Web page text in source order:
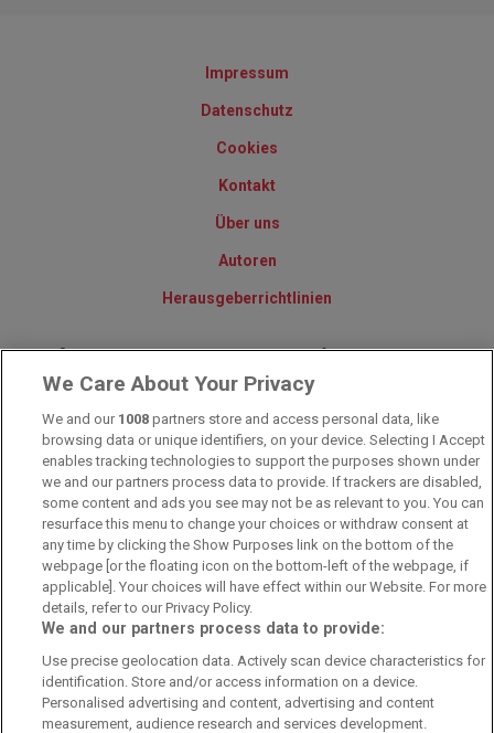
Impressum
Datenschutz
Cookies
Kontakt
Über uns
Autoren
Herausgeberrichtlinien
© 2010-2025 - Sportwettentest.net - Der große Sportwettentest
Sportwetten Angebote sind nur für Volljährige verfügbar. Es gelten
immer die AGB auf den jeweiligen Webseiten der Buchmacher.
Wetten kann Spaß, aber auch süchtig machen!
Suchtrisiken, Glücksspiel kann süchtig machen - Hilfe finden Sie auf
buwei.de
Alle Anbieter auf dieser Webseite sind offiziell in Deutschlandlizenziert
werden von derGemeinsamen Glücksspielbehörde der Länderreguliert
We Care About Your Privacy
We and our 1008 partners store and access personal data, like
browsing data or unique identifiers, on your device. Selecting I Accept
enables tracking technologies to support the purposes shown under
we and our partners process data to provide. If trackers are disabled,
some content and ads you see may not be as relevant to you. You can
resurface this menu to change your choices or withdraw consent at
any time by clicking the Show Purposes link on the bottom of the
webpage [or the floating icon on the bottom-left of the webpage, if
applicable]. Your choices will have effect within our Website. For more
details, refer to our Privacy Policy.
We and our partners process data to provide:
Use precise geolocation data. Actively scan device characteristics for
identification. Store and/or access information on a device.
Personalised advertising and content, advertising and content
measurement, audience research and services development.